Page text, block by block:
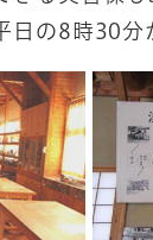
の8時30分